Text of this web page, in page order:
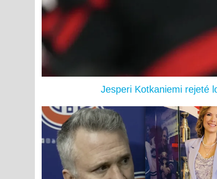
Jesperi Kotkaniemi rejeté